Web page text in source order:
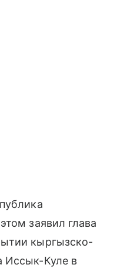
заявил глава
кыргызско-
Иссык-Куле в